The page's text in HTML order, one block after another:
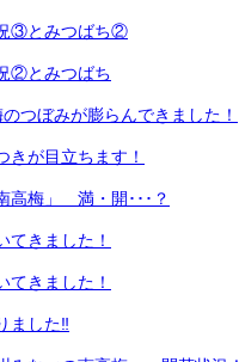
③とみつばち②
②とみつばち
つぼみが膨らんできました！
きが目立ちます！
高梅」 満・開･･･？
きました！
きました！
ました‼